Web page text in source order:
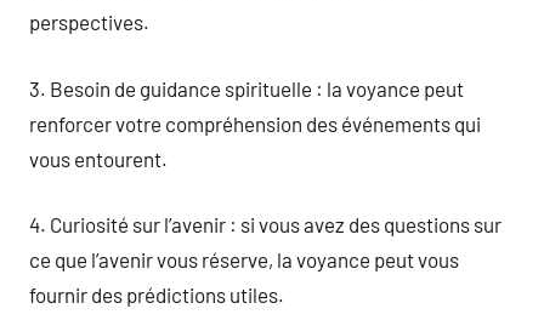
perspectives.
3. Besoin de guidance spirituelle : la voyance peut
renforcer votre compréhension des événements qui
vous entourent.
4. Curiosité sur l’avenir : si vous avez des questions sur
ce que l’avenir vous réserve, la voyance peut vous
fournir des prédictions utiles.